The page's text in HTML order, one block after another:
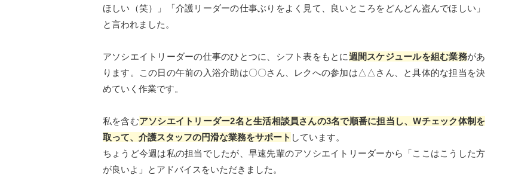
ほしい（笑）」「介護リーダーの仕事ぶりをよく見て、良いところをどんどん盗んでほしい」
と言われました。
アソシエイトリーダーの仕事のひとつに、シフト表をもとに週間スケジュールを組む業務があ
ります。この日の午前の入浴介助は〇〇さん、レクへの参加は△△さん、と具体的な担当を決
めていく作業です。
私を含むアソシエイトリーダー2名と生活相談員さんの3名で順番に担当し、Wチェック体制を
取って、介護スタッフの円滑な業務をサポート しています。
ちょうど今週は私の担当でしたが、早速先輩のアソシエイトリーダーから「ここはこうした方
が良いよ」とアドバイスをいただきました。